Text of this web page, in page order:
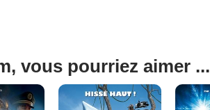
vous pourriez aimer ...